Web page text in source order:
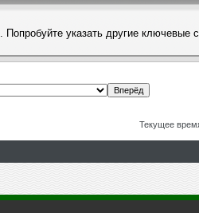
Попробуйте указать другие ключевые
Текущее